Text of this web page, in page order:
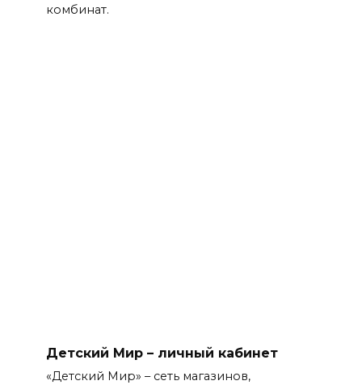
комбинат.
Детский Мир – личный кабинет
«Детский Мир» – сеть магазинов,